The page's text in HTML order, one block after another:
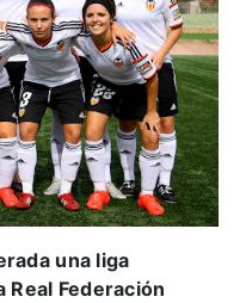
una liga
Federación